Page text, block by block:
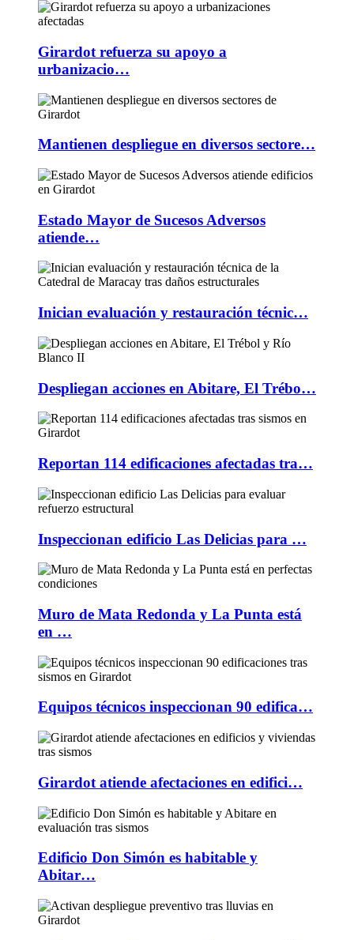
Girardot refuerza su apoyo a
urbanizacio…
Mantienen despliegue en diversos sectore…
Estado Mayor de Sucesos Adversos
atiende…
Inician evaluación y restauración técnic…
Despliegan acciones en Abitare, El Trébo…
Reportan 114 edificaciones afectadas tra…
Inspeccionan edificio Las Delicias para …
Muro de Mata Redonda y La Punta está
en …
Equipos técnicos inspeccionan 90 edifica…
Girardot atiende afectaciones en edifici…
Edificio Don Simón es habitable y
Abitar…